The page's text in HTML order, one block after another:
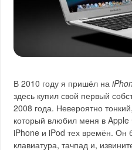
В 2010 году я пришёл на
здесь купил свой первый
2008 года. Невероятно
который влюбил меня в Apple
iPhone и iPod тех времён.
клавиатура, тачпад и,